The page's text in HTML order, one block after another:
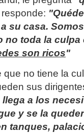
su casa.
no toda la
son ricos"
no tiene la
sus
a los
y se la
tanques,